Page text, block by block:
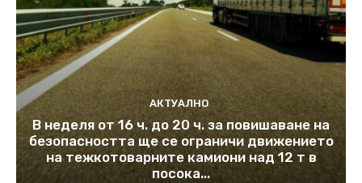
АКТУАЛНО
В неделя от 16 ч. до 20 ч. за повишаване на
безопасността ще се ограничи движението
на тежкотоварните камиони над 12 т в
посока...